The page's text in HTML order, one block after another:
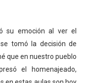
su emoción al ver el
tomó la decisión de
que en nuestro pueblo
el homenajeado,